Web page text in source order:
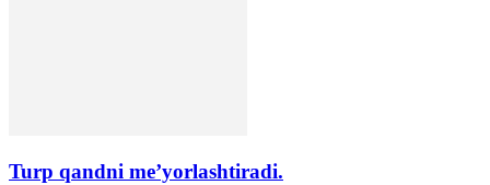
Turp qandni me’yorlashtiradi.